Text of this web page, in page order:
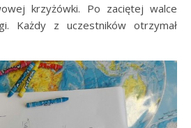
krzyżówki. Po zaciętej walce
Każdy z uczestników otrzymał